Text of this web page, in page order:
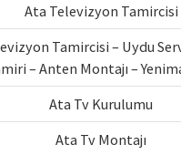
Ata Televizyon Tamircisi
Tamircisi – Uydu
– Anten Montajı –
Ata Tv Kurulumu
Ata Tv Montajı